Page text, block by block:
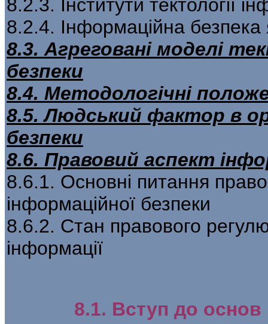
8.2.3. Інститути тектології
8.2.4. Інформаційна безпека
8.3. Агреговані моделі
безпеки
8.4. Методологічні
8.5. Людський фактор в
безпеки
8.6. Правовий аспект
8.6.1. Основні питання
інформаційної безпеки
8.6.2. Стан правового
інформації
8.1. Вступ до основ